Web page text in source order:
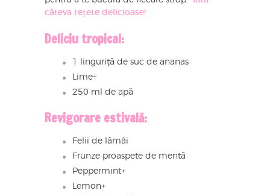
câteva rețete delicioase!
Deliciu tropical:
1 linguriță de suc de ananas
Lime+
250 ml de apă
Revigorare estivală:
Felii de lămâi
Frunze proaspete de mentă
Peppermint+
Lemon+